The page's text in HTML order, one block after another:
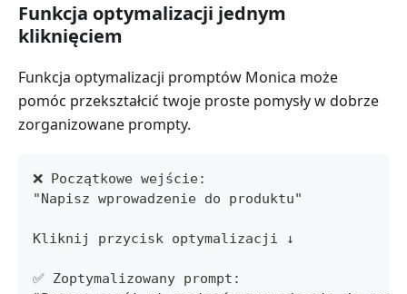
Funkcja optymalizacji jednym
kliknięciem
Funkcja optymalizacji promptów Monica może
pomóc przekształcić twoje proste pomysły w dobrze
zorganizowane prompty.
❌ Początkowe wejście:
"Napisz wprowadzenie do produktu"
Kliknij przycisk optymalizacji ↓
✅ Zoptymalizowany prompt: